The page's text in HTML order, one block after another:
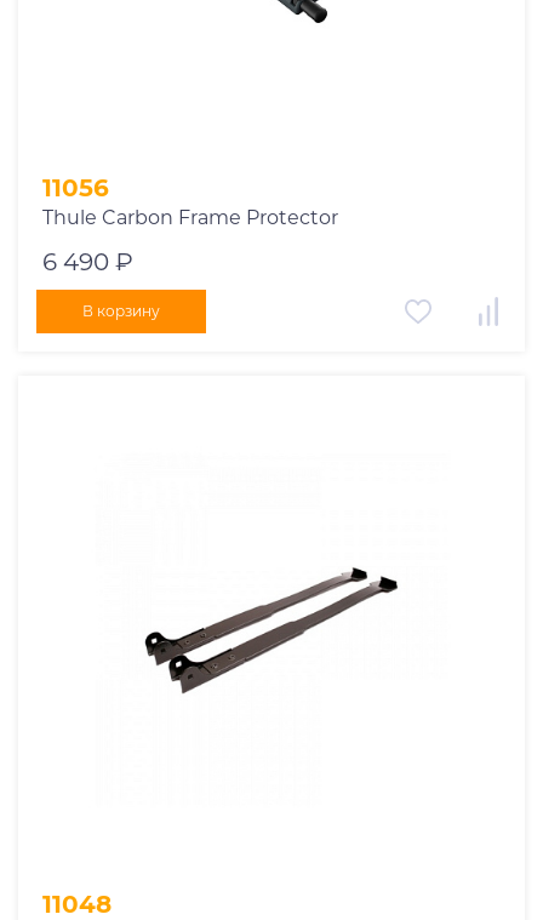
11056
Thule Carbon Frame Protector
6 490 ₽
В корзину
11048